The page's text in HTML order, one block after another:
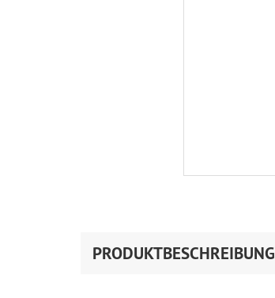
PRODUKTBESCHREIBUNG